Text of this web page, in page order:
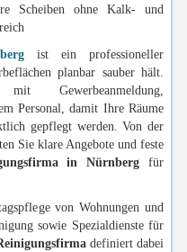
Scheiben ohne Kalk- und
ist ein professioneller
planbar sauber hält.
Gewerbeanmeldung,
Personal, damit Ihre Räume
gepflegt werden. Von der
Sie klare Angebote und feste
in Nürnberg für
von Wohnungen und
sowie Spezialdienste für
definiert dabei